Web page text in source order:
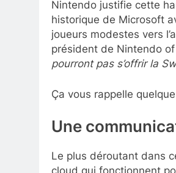
Nintendo justifie cette
historique de Microsoft
joueurs modestes vers
président de Nintendo
pourront pas s’offrir la
Ça vous rappelle
Une
Le plus déroutant dans